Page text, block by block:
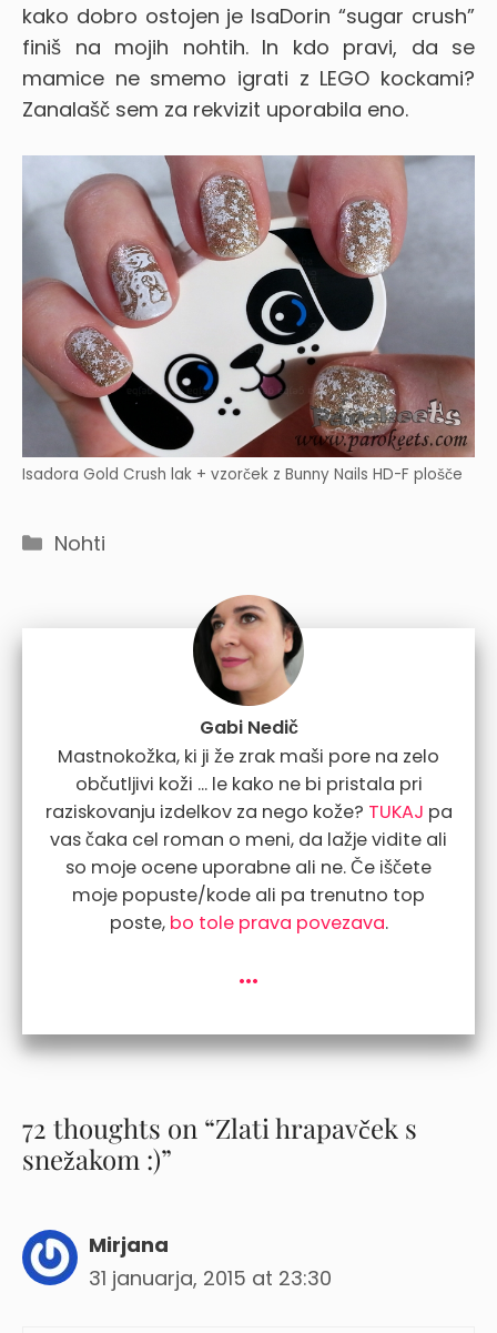
kako dobro ostojen je IsaDorin “sugar crush”
finiš na mojih nohtih. In kdo pravi, da se
mamice ne smemo igrati z LEGO kockami?
Zanalašč sem za rekvizit uporabila eno.
Isadora Gold Crush lak + vzorček z Bunny Nails HD-F plošče
Categories
Nohti
Gabi Nedič
Mastnokožka, ki ji že zrak maši pore na zelo
občutljivi koži ... le kako ne bi pristala pri
raziskovanju izdelkov za nego kože? TUKAJ pa
vas čaka cel roman o meni, da lažje vidite ali
so moje ocene uporabne ali ne. Če iščete
moje popuste/kode ali pa trenutno top
poste, bo tole prava povezava.
...
72 thoughts on “Zlati hrapavček s
snežakom :)”
Mirjana
31 januarja, 2015 at 23:30